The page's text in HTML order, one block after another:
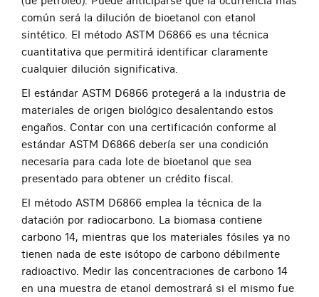
común será la dilución de bioetanol con etanol
sintético. El método ASTM D6866 es una técnica
cuantitativa que permitirá identificar claramente
cualquier dilución significativa.
El estándar ASTM D6866 protegerá a la industria de
materiales de origen biológico desalentando estos
engaños. Contar con una certificación conforme al
estándar ASTM D6866 debería ser una condición
necesaria para cada lote de bioetanol que sea
presentado para obtener un crédito fiscal.
El método ASTM D6866 emplea la técnica de la
datación por radiocarbono. La biomasa contiene
carbono 14, mientras que los materiales fósiles ya no
tienen nada de este isótopo de carbono débilmente
radioactivo. Medir las concentraciones de carbono 14
en una muestra de etanol demostrará si el mismo fue